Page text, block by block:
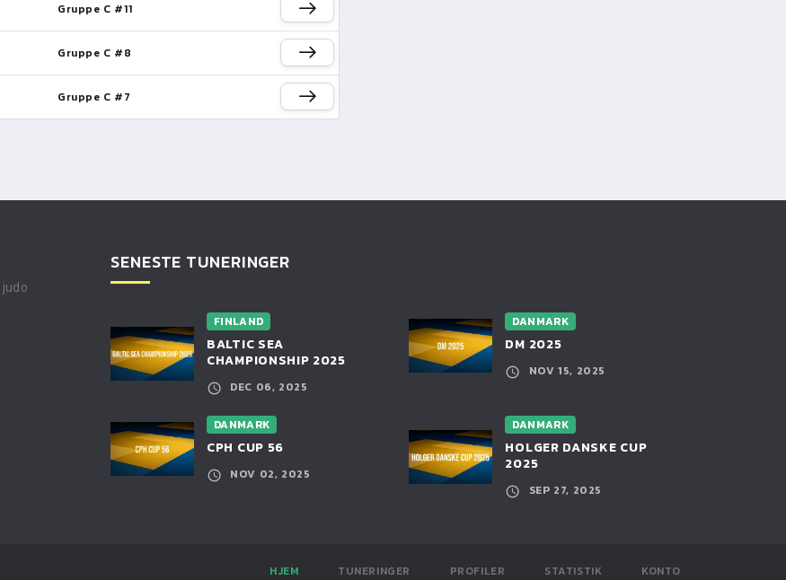
Gruppe C #11
Gruppe C #8
Gruppe C #7
SENESTE TUNERINGER
FINLAND
BALTIC SEA
CHAMPIONSHIP 2025
DEC 06, 2025
DANMARK
DM 2025
NOV 15, 2025
DANMARK
CPH CUP 56
NOV 02, 2025
DANMARK
HOLGER DANSKE CUP
2025
SEP 27, 2025
HJEM TUNERINGER PROFILER STATISTIK KONTO